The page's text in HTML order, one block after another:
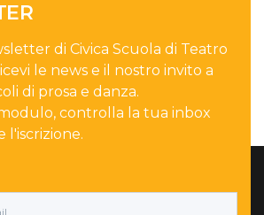
di Civica Scuola di Teatro
le news e il nostro invito a
di prosa e danza.
controlla la tua inbox
l'iscrizione.